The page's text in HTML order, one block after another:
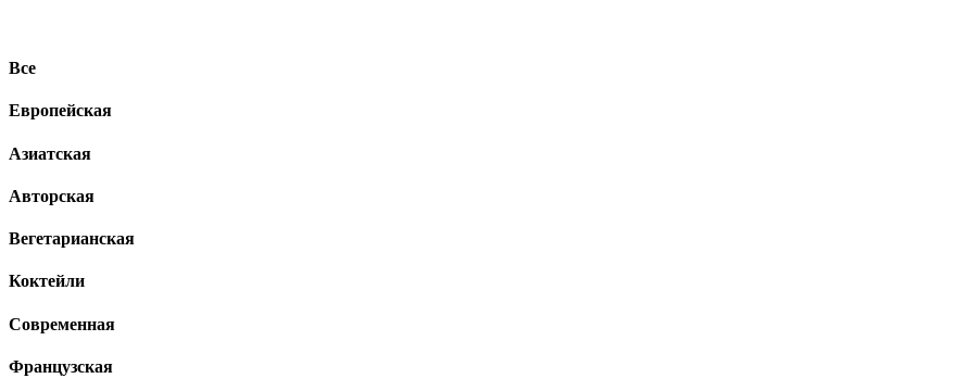
Все
Европейская
Азиатская
Авторская
Вегетарианская
Коктейли
Современная
Французская